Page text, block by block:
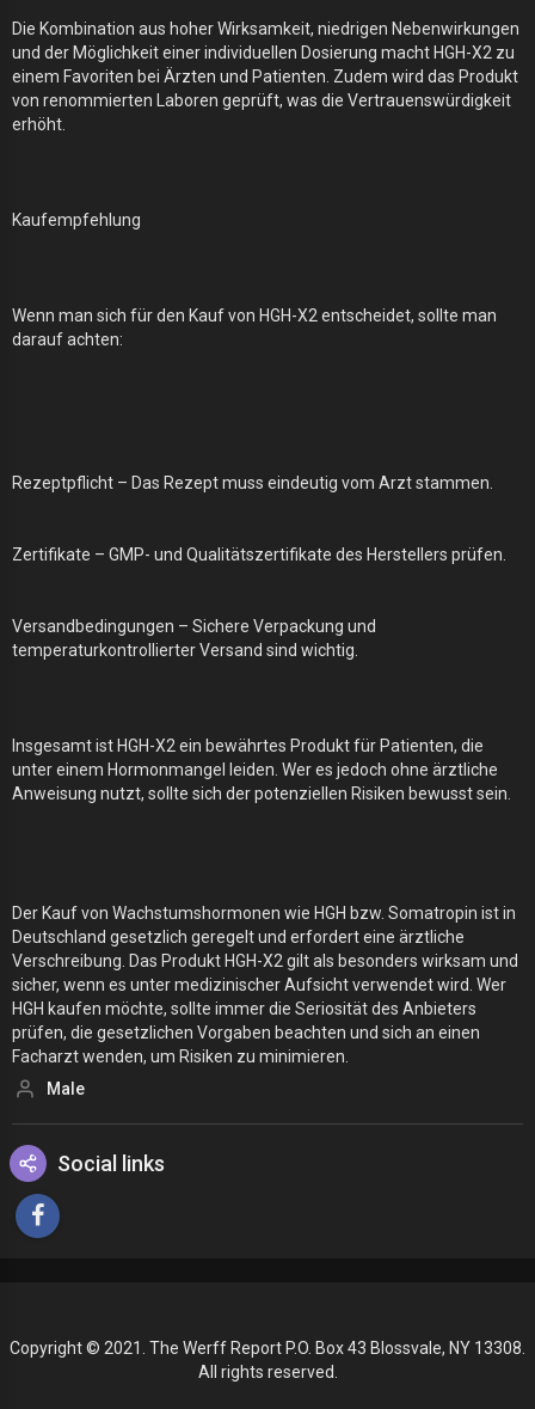
Die Kombination aus hoher Wirksamkeit, niedrigen Nebenwirkungen
und der Möglichkeit einer individuellen Dosierung macht HGH-X2 zu
einem Favoriten bei Ärzten und Patienten. Zudem wird das Produkt
von renommierten Laboren geprüft, was die Vertrauenswürdigkeit
erhöht.
Kaufempfehlung
Wenn man sich für den Kauf von HGH-X2 entscheidet, sollte man
darauf achten:
Rezeptpflicht – Das Rezept muss eindeutig vom Arzt stammen.
Zertifikate – GMP- und Qualitätszertifikate des Herstellers prüfen.
Versandbedingungen – Sichere Verpackung und
temperaturkontrollierter Versand sind wichtig.
Insgesamt ist HGH-X2 ein bewährtes Produkt für Patienten, die
unter einem Hormonmangel leiden. Wer es jedoch ohne ärztliche
Anweisung nutzt, sollte sich der potenziellen Risiken bewusst sein.
Der Kauf von Wachstumshormonen wie HGH bzw. Somatropin ist in
Deutschland gesetzlich geregelt und erfordert eine ärztliche
Verschreibung. Das Produkt HGH-X2 gilt als besonders wirksam und
sicher, wenn es unter medizinischer Aufsicht verwendet wird. Wer
HGH kaufen möchte, sollte immer die Seriosität des Anbieters
prüfen, die gesetzlichen Vorgaben beachten und sich an einen
Facharzt wenden, um Risiken zu minimieren.
Male
Social links
Copyright © 2021. The Werff Report P.O. Box 43 Blossvale, NY 13308.
All rights reserved.